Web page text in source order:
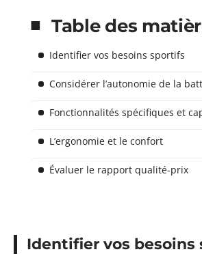
Table des
Identifier vos besoins sportifs
Considérer l’autonomie de la
Fonctionnalités spécifiques et
L’ergonomie et le confort
Évaluer le rapport qualité-prix
Identifier vos besoins